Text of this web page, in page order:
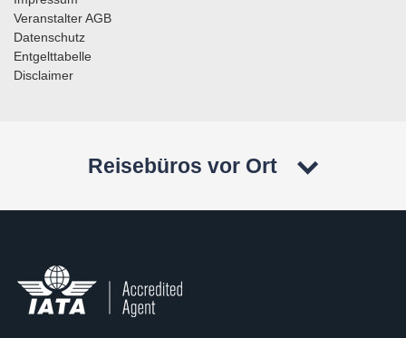
Veranstalter AGB
Datenschutz
Entgelttabelle
Disclaimer
Reisebüros vor Ort